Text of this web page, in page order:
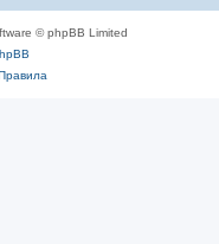
© phpBB Limited